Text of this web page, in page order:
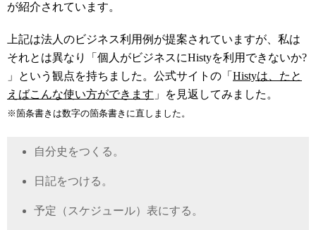
が紹介されています。
上記は法人のビジネス利用例が提案されていますが、私は
それとは異なり「個人がビジネスにHistyを利用できないか?
」という観点を持ちました。公式サイトの「 Histyは、たと
えばこんな使い方ができます 」を見返してみました。
※箇条書きは数字の箇条書きに直しました。
自分史をつくる。
日記をつける。
予定（スケジュール）表にする。